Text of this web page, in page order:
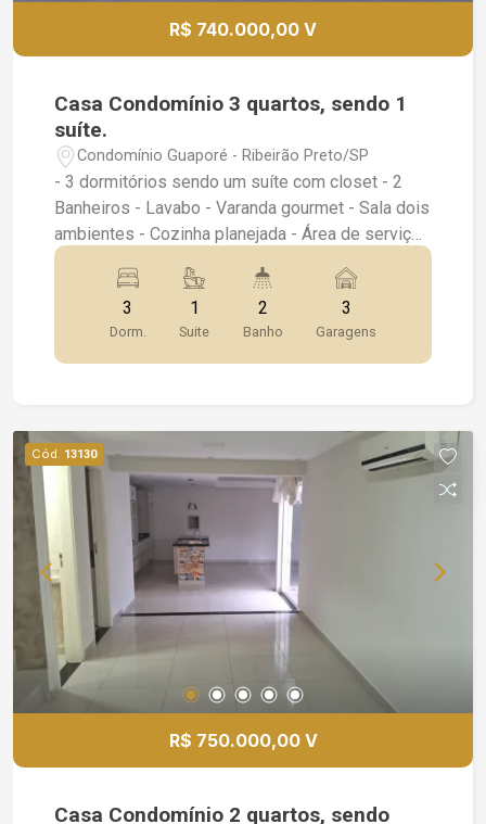
R$ 740.000,00 V
Casa Condomínio 3 quartos, sendo 1
suíte.
Condomínio Guaporé - Ribeirão Preto/SP
- 3 dormitórios sendo um suíte com closet - 2
Banheiros - Lavabo - Varanda gourmet - Sala dois
ambientes - Cozinha planejada - Área de serviço
- Rico em armários - Cooktop, coifa e forno
embutido - Ventiladores de teto - Quintal - 3
vagas de garagem
3
Dorm.
1
Suite
2
Banho
3
Garagens
Cód. 13130
R$ 750.000,00 V
Casa Condomínio 2 quartos, sendo